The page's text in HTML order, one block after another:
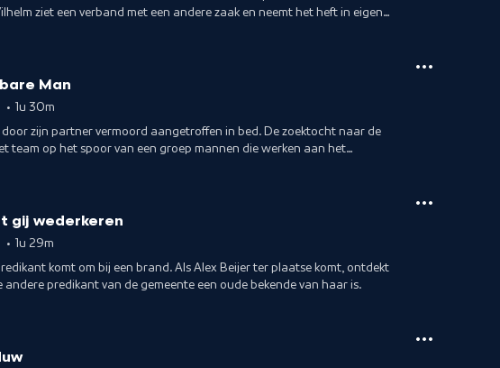
ziet een verband met een andere zaak en neemt het heft in eigen
Man
• 1u 30m
door zijn partner vermoord aangetroffen in bed. De zoektocht naar de
team op het spoor van een groep mannen die werken aan het
gij wederkeren
• 1u 29m
komt om bij een brand. Als Alex Beijer ter plaatse komt, ontdekt
andere predikant van de gemeente een oude bekende van haar is.